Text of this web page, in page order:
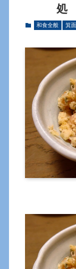
処
和食全般 箕